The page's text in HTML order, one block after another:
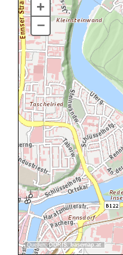
Quellen:DORIS, basemap.at
+
–